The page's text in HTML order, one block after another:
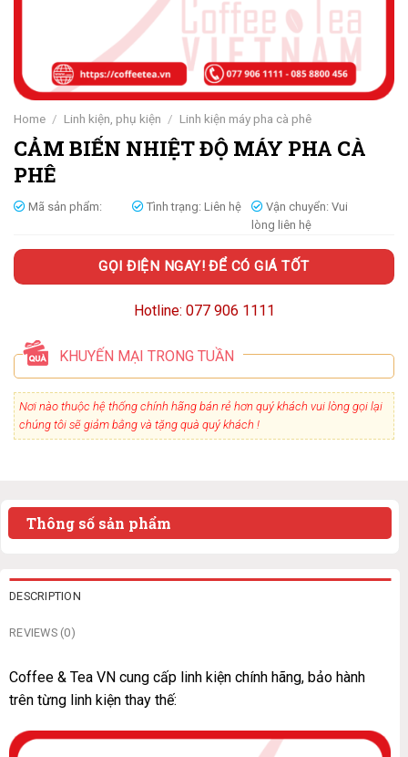
Home / Linh kiện, phụ kiện / Linh kiện máy pha cà phê
CẢM BIẾN NHIỆT ĐỘ MÁY PHA CÀ
PHÊ
Mã sản phẩm: Tình trạng: Liên hệ Vận chuyển: Vui
lòng liên hệ
GỌI ĐIỆN NGAY! ĐỂ CÓ GIÁ TỐT
Hotline: 077 906 1111
KHUYẾN MẠI TRONG TUẦN
Nơi nào thuộc hệ thống chính hãng bán rẻ hơn quý khách vui lòng gọi lại
chúng tôi sẽ giảm bằng và tặng quà quý khách !
Thông số sản phẩm
DESCRIPTION
REVIEWS (0)
Coffee & Tea VN cung cấp linh kiện chính hãng, bảo hành
trên từng linh kiện thay thế: